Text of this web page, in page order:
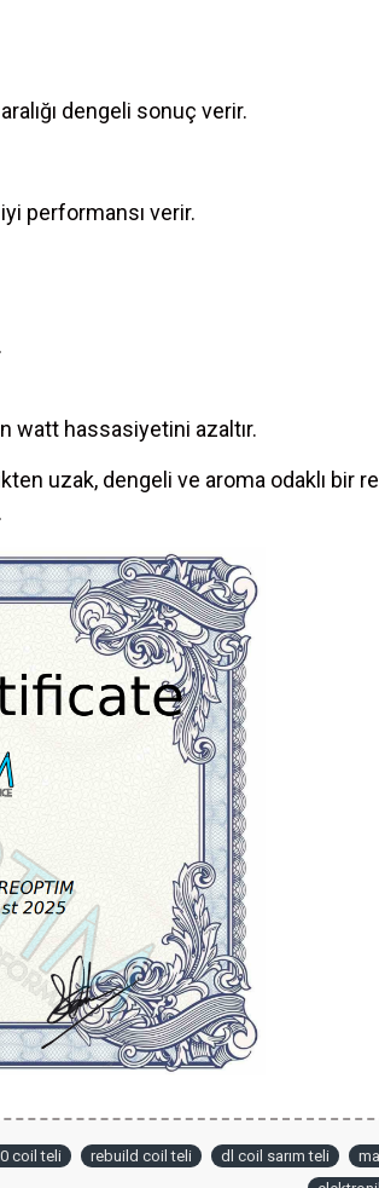
dengeli sonuç verir.
performansı verir.
watt hassasiyetini azaltır.
uzak, dengeli ve aroma odaklı bir
coil teli rebuild coil teli dl coil sarım teli